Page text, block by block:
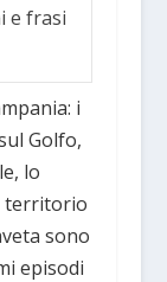
e frasi
i
Golfo,
lo
territorio
sono
episodi